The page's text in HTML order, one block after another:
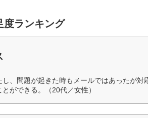
度ランキング
、問題が起きた時もメールではあったが対
ができる。（20代／女性）